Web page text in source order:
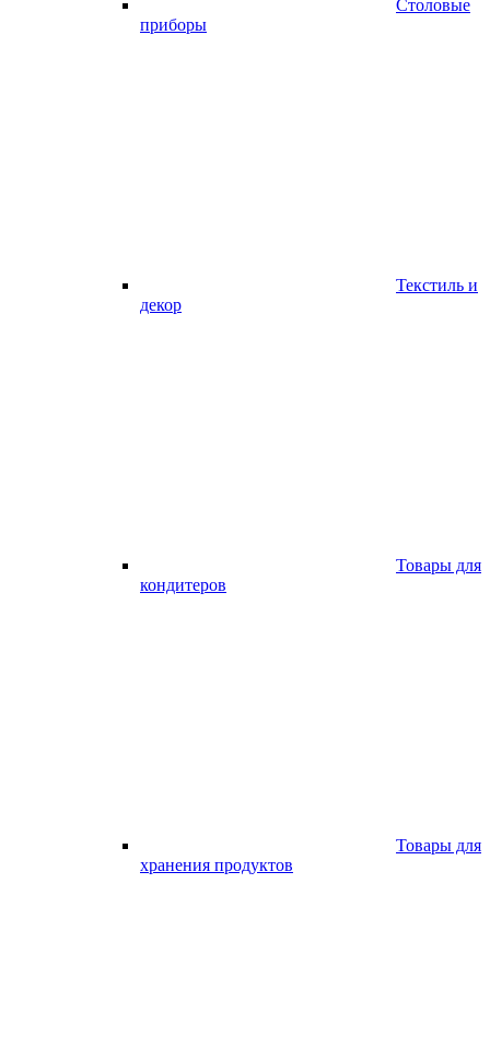
Столовые
приборы
Текстиль и
декор
Товары для
кондитеров
Товары для
хранения продуктов